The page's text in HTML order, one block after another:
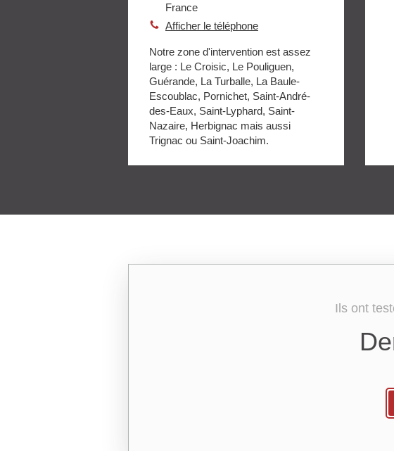
France
Afficher le téléphone
Notre zone d'intervention est assez
large : Le Croisic, Le Pouliguen,
Guérande, La Turballe, La Baule-
Escoublac, Pornichet, Saint-André-
des-Eaux, Saint-Lyphard, Saint-
Nazaire, Herbignac mais aussi
Trignac ou Saint-Joachim.
Ils ont